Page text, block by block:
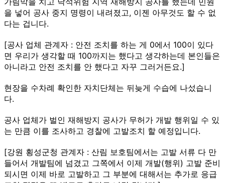
을 넣어 공사 중지 명령이 내려졌고, 이젠 아무것도 할 수 없
다는 겁니다.
[공사 업체 관계자 : 안전 조치를 하는 게 0에서 100이 있다
면 우리가 생각할 때 100까지는 했다고 생각하는데 본인들은
아니라고 안전 조치를 안 했다고 자꾸 그러거든요.]
현장을 수차례 확인한 자치단체는 뒤늦게 수습에 나섰습니
다.
공사 업체가 벌인 재해방지 공사가 무허가 개발 행위일 수 있
는 만큼 이를 조사하고 경찰에 고발조치 할 예정입니다.
[강원 횡성군청 관계자 : 산림 보호팀에서는 고발 서류 다 만
들어서 개발팀에 넘겼고 그쪽에서 이제 개발(행위) 고발 준비
되시면 이제 바로 고발하고 그 부분에 대해서는 추가로 응급